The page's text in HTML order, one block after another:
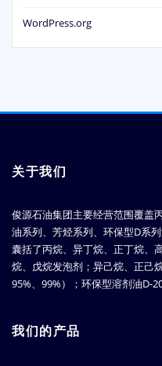
WordPress.org
关于我们
俊源石油集团主要经营范围覆盖
油系列、芳烃系列、环保型D系
囊括了丙烷、异丁烷、正丁烷、
烷、戊烷发泡剂；异己烷、正己
95%、99%）；环保型溶剂油D-
我们的产品